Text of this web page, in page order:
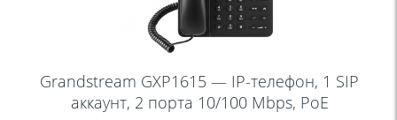
Grandstream GXP1615 — IP-телефон, 1 SIP
аккаунт, 2 порта 10/100 Mbps, PoE